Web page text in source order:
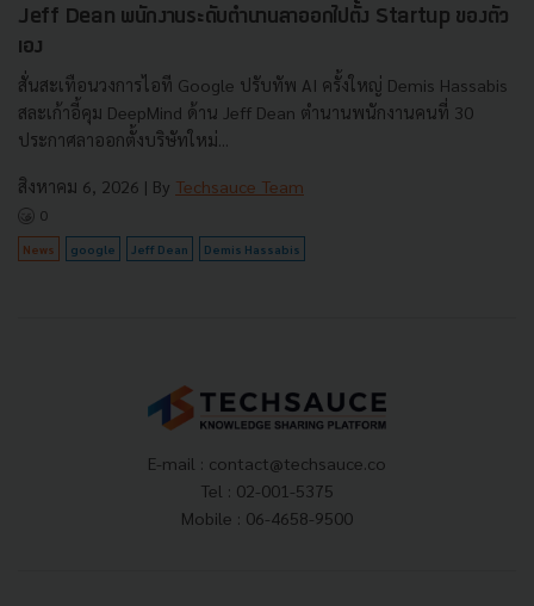
Jeff Dean พนักงานระดับตำนานลาออกไปตั้ง Startup ของตัว
เอง
สั่นสะเทือนวงการไอที Google ปรับทัพ AI ครั้งใหญ่ Demis Hassabis
สละเก้าอี้คุม DeepMind ด้าน Jeff Dean ตำนานพนักงานคนที่ 30
ประกาศลาออกตั้งบริษัทใหม่...
สิงหาคม 6, 2026 | By Techsauce Team
0
News google Jeff Dean Demis Hassabis
E-mail : contact@techsauce.co
Tel : 02-001-5375
Mobile : 06-4658-9500